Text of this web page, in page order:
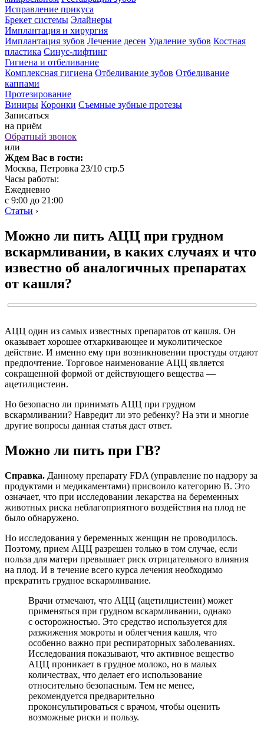
Исправление прикуса
Брекет системы Элайнеры
Имплантация и хирургия
Имплантация зубов Лечение десен Удаление зубов Костная
пластика Синус-лифтинг
Гигиена и отбеливание
Комплексная гигиена Отбеливание зубов Отбеливание
каппами
Протезирование
Виниры Коронки Съемные зубные протезы
Записаться
на приём
Обратный звонок
или
Ждем Вас в гости:
Москва, Петровка 23/10 стр.5
Часы работы:
Ежедневно
с 9:00 до 21:00
Статьи ›
Можно ли пить АЦЦ при грудном
вскармливании, в каких случаях и что
известно об аналогичных препаратах
от кашля?
АЦЦ один из самых известных препаратов от кашля. Он
оказывает хорошее отхаркивающее и муколитическое
действие. И именно ему при возникновении простуды отдают
предпочтение. Торговое наименование АЦЦ является
сокращенной формой от действующего вещества —
ацетилцистеин.
Но безопасно ли принимать АЦЦ при грудном
вскармливании? Навредит ли это ребенку? На эти и многие
другие вопросы данная статья даст ответ.
Можно ли пить при ГВ?
Справка. Данному препарату FDA (управление по надзору за
продуктами и медикаментами) присвоило категорию B. Это
означает, что при исследовании лекарства на беременных
животных риска неблагоприятного воздействия на плод не
было обнаружено.
Но исследования у беременных женщин не проводилось.
Поэтому, прием АЦЦ разрешен только в том случае, если
польза для матери превышает риск отрицательного влияния
на плод. И в течение всего курса лечения необходимо
прекратить грудное вскармливание.
Врачи отмечают, что АЦЦ (ацетилцистеин) может
применяться при грудном вскармливании, однако
с осторожностью. Это средство используется для
разжижения мокроты и облегчения кашля, что
особенно важно при респираторных заболеваниях.
Исследования показывают, что активное вещество
АЦЦ проникает в грудное молоко, но в малых
количествах, что делает его использование
относительно безопасным. Тем не менее,
рекомендуется предварительно
проконсультироваться с врачом, чтобы оценить
возможные риски и пользу.